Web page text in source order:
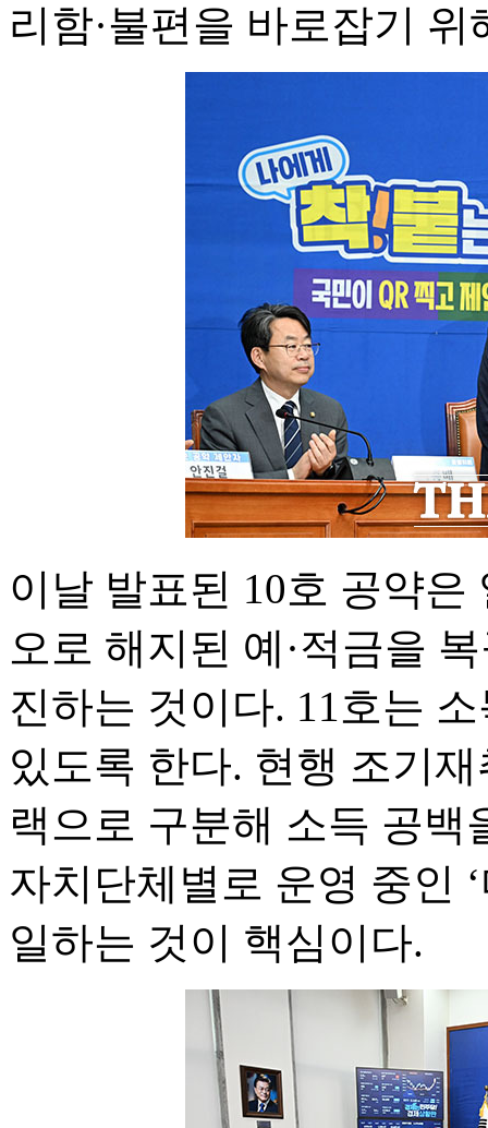
리함·불편을 바로잡기
이날 발표된 10호 공약
오로 해지된 예·적금을
진하는 것이다. 11호는
있도록 한다. 현행 조기
랙으로 구분해 소득 공백
자치단체별로 운영 중인
일하는 것이 핵심이다.